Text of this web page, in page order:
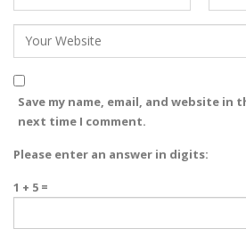
Save my name, email, and website
next time I comment.
Please enter an answer in digits:
1 + 5 =